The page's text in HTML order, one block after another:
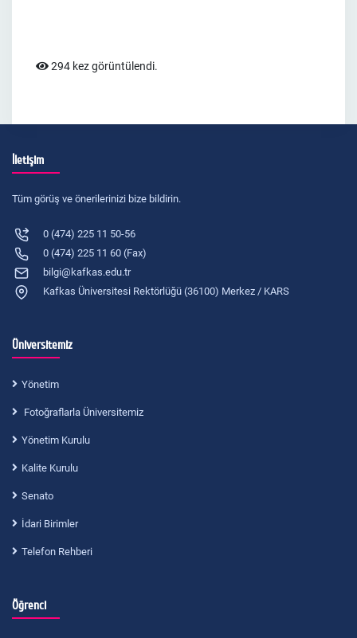
294 kez görüntülendi.
İletişim
Tüm görüş ve önerilerinizi bize bildirin.
0 (474) 225 11 50-56
0 (474) 225 11 60 (Fax)
bilgi@kafkas.edu.tr
Kafkas Üniversitesi Rektörlüğü (36100) Merkez / KARS
Üniversitemiz
Yönetim
Fotoğraflarla Üniversitemiz
Yönetim Kurulu
Kalite Kurulu
Senato
İdari Birimler
Telefon Rehberi
Öğrenci